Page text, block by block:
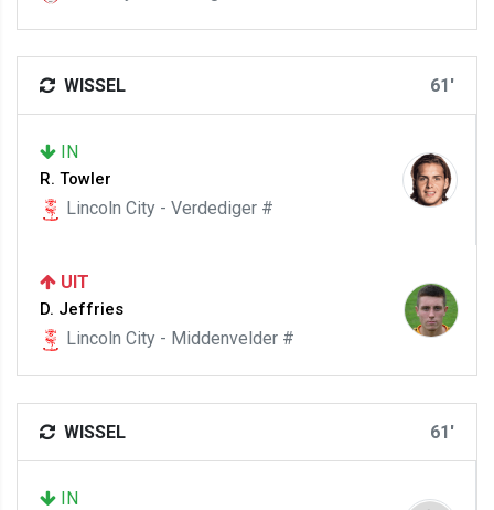
WISSEL 61'
IN
R. Towler
Lincoln City - Verdediger #
UIT
D. Jeffries
Lincoln City - Middenvelder #
WISSEL 61'
IN